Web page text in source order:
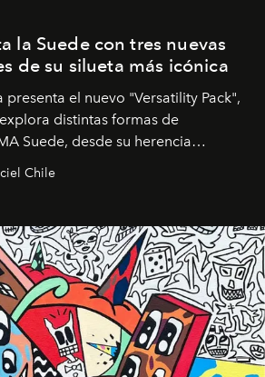
la Suede con tres nuevas
de su silueta más icónica
el nuevo "Versatility Pack",
distintas formas de
Suede, desde su herencia
outdoor.
Chile